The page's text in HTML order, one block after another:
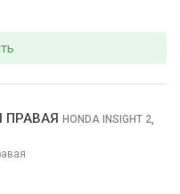
ПРАВАЯ HONDA INSIGHT 2,